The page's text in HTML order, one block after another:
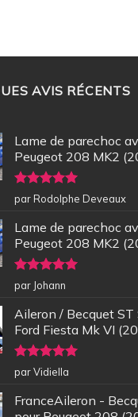
AVIS RÉCENTS
Lame de parechoc
Peugeot 208 MK2
Note5sur
5
par Rodolphe Deveaux
Lame de parechoc
Peugeot 208 MK2
Note5sur
5
par Johann
Aileron / Becquet ST
Ford Fiesta Mk VI
Note5sur
5
par Vidiella
FranceAileron -